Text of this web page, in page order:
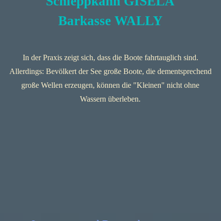
Barkasse WALLY
In der Praxis zeigt sich, dass die Boote fahrtauglich sind.
Allerdings: Bevölkert der See große Boote, die dementsprechend
große Wellen erzeugen, können die "Kleinen" nicht ohne
Wassern überleben.